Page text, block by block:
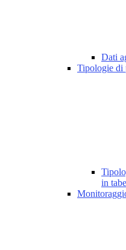
Dati
Tipologie di
in